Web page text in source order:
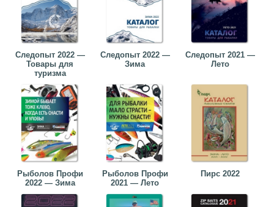
Следопыт 2022 —
Товары для
туризма
Следопыт 2022 —
Зима
Следопыт 2021 —
Лето
Рыболов Профи
2022 — Зима
Рыболов Профи
2021 — Лето
Пирс 2022